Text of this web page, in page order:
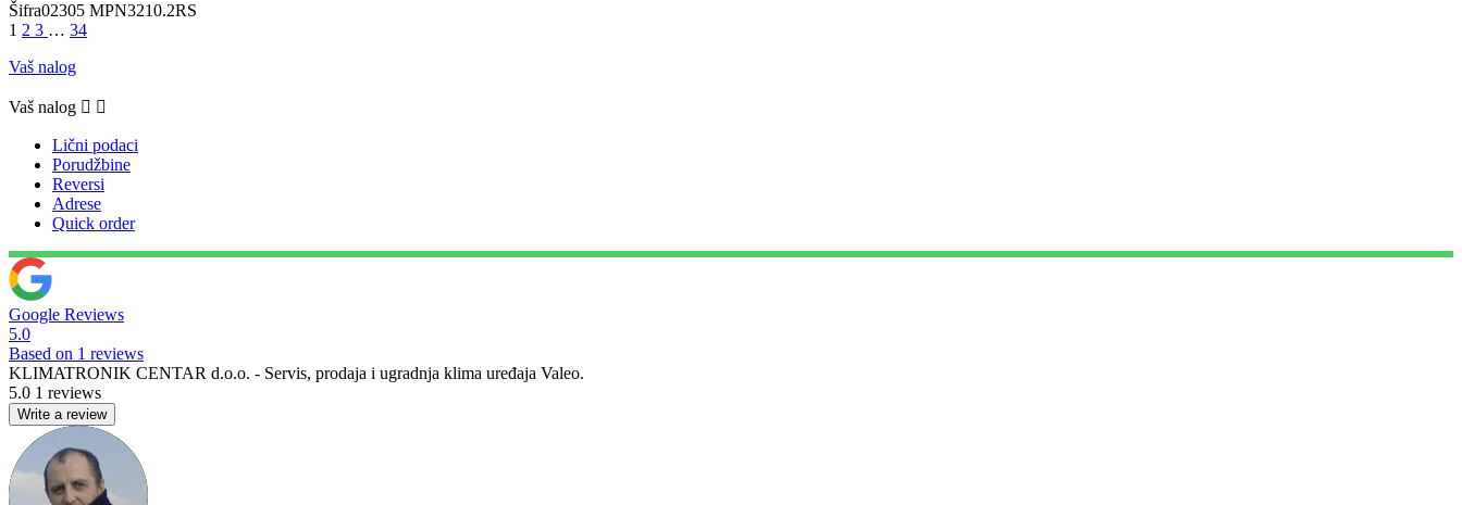
Šifra02305 MPN3210.2RS
1 2 3 … 34
Vaš nalog
Vaš nalog  
Lični podaci
Porudžbine
Reversi
Adrese
Quick order
Google Reviews
5.0
Based on 1 reviews
KLIMATRONIK CENTAR d.o.o. - Servis, prodaja i ugradnja klima uređaja Valeo.
5.0 1 reviews
Write a review